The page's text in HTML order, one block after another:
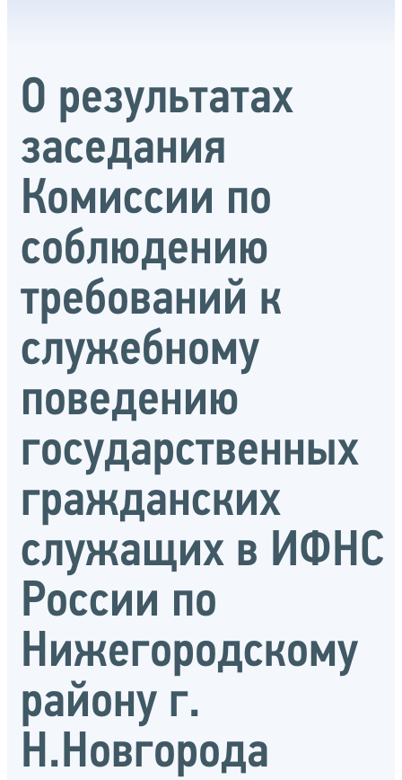
О результатах
заседания
Комиссии по
соблюдению
требований к
служебному
поведению
государственных
гражданских
служащих в ИФНС
России по
Нижегородскому
району г.
Н.Новгорода